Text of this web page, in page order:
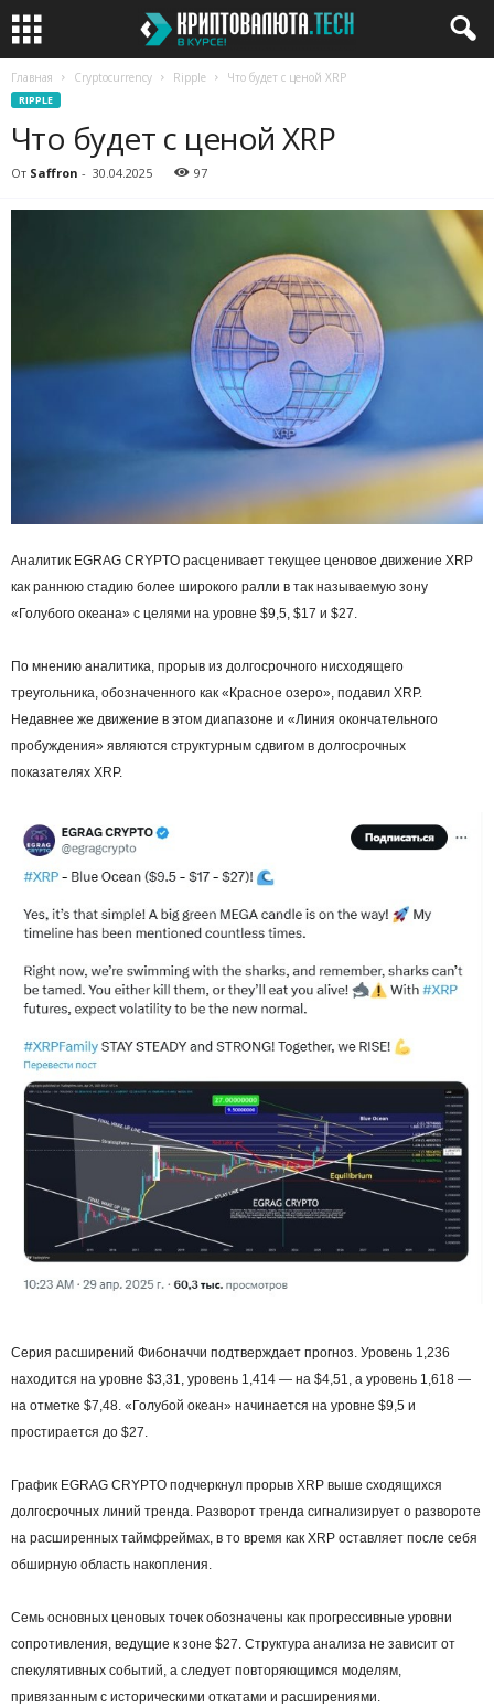
Главная Cryptocurrency Ripple Что будет с ценой XRP
RIPPLE
Что будет с ценой XRP
От Saffron - 30.04.2025 97
Аналитик EGRAG CRYPTO расценивает текущее ценовое движение XRP
как раннюю стадию более широкого ралли в так называемую зону
«Голубого океана» с целями на уровне $9,5, $17 и $27.
По мнению аналитика, прорыв из долгосрочного нисходящего
треугольника, обозначенного как «Красное озеро», подавил XRP.
Недавнее же движение в этом диапазоне и «Линия окончательного
пробуждения» являются структурным сдвигом в долгосрочных
показателях XRP.
Серия расширений Фибоначчи подтверждает прогноз. Уровень 1,236
находится на уровне $3,31, уровень 1,414 — на $4,51, а уровень 1,618 —
на отметке $7,48. «Голубой океан» начинается на уровне $9,5 и
простирается до $27.
График EGRAG CRYPTO подчеркнул прорыв XRP выше сходящихся
долгосрочных линий тренда. Разворот тренда сигнализирует о развороте
на расширенных таймфреймах, в то время как XRP оставляет после себя
обширную область накопления.
Семь основных ценовых точек обозначены как прогрессивные уровни
сопротивления, ведущие к зоне $27. Структура анализа не зависит от
спекулятивных событий, а следует повторяющимся моделям,
привязанным с историческими откатами и расширениями.